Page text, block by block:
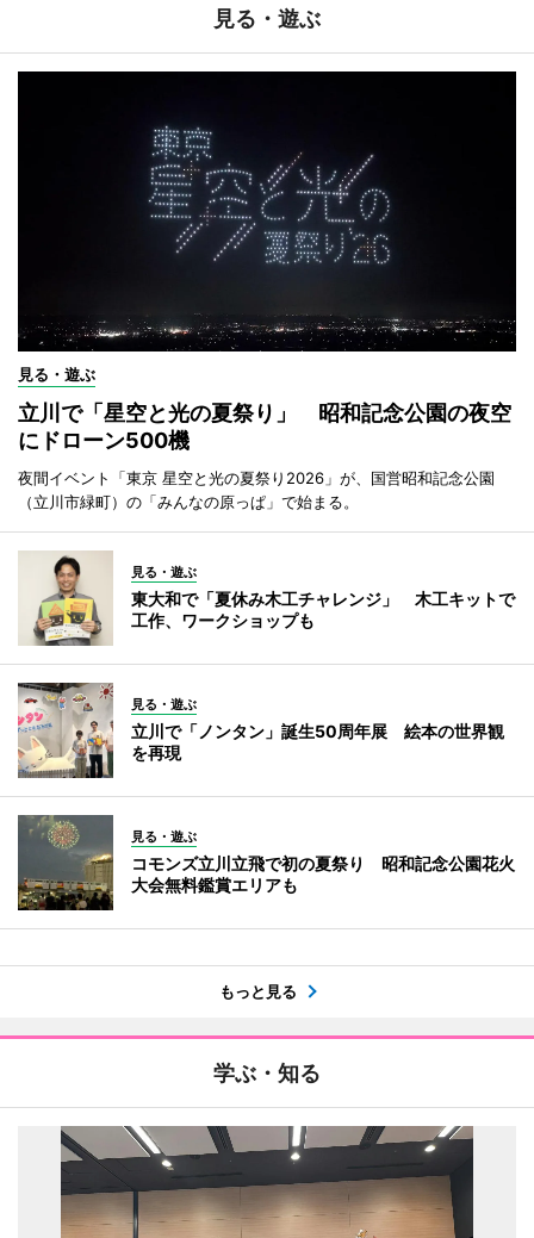
見る・遊ぶ
見る・遊ぶ
立川で「星空と光の夏祭り」 昭和記念公園の夜空
にドローン500機
夜間イベント「東京 星空と光の夏祭り2026」が、国営昭和記念公園
（立川市緑町）の「みんなの原っぱ」で始まる。
見る・遊ぶ
東大和で「夏休み木工チャレンジ」 木工キットで
工作、ワークショップも
見る・遊ぶ
立川で「ノンタン」誕生50周年展 絵本の世界観
を再現
見る・遊ぶ
コモンズ立川立飛で初の夏祭り 昭和記念公園花火
大会無料鑑賞エリアも
もっと見る
学ぶ・知る